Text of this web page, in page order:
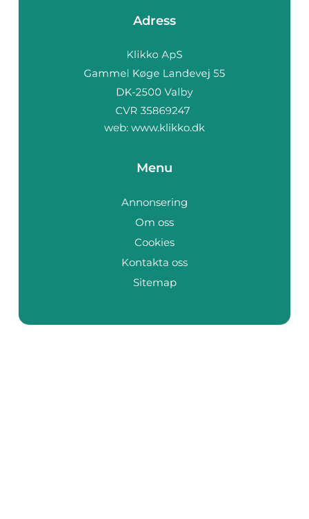
Adress
web: www.klikko.dk
Menu
Annonsering
Om oss
Cookies
Kontakta oss
Sitemap